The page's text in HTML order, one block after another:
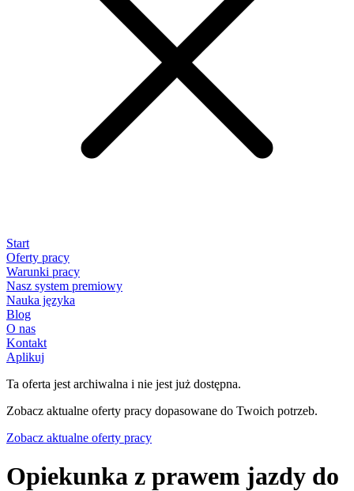
Start
Oferty pracy
Warunki pracy
Nasz system premiowy
Nauka języka
Blog
O nas
Kontakt
Aplikuj
Ta oferta jest archiwalna i nie jest już dostępna.
Zobacz aktualne oferty pracy dopasowane do Twoich potrzeb.
Zobacz aktualne oferty pracy
Opiekunka z prawem jazdy do